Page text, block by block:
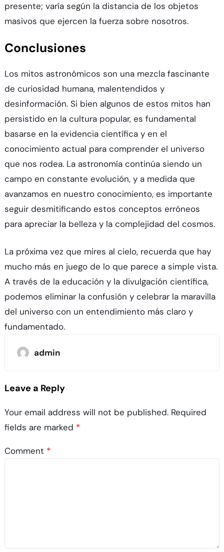
presente; varía según la distancia de los objetos
masivos que ejercen la fuerza sobre nosotros.
Conclusiones
Los mitos astronómicos son una mezcla fascinante
de curiosidad humana, malentendidos y
desinformación. Si bien algunos de estos mitos han
persistido en la cultura popular, es fundamental
basarse en la evidencia científica y en el
conocimiento actual para comprender el universo
que nos rodea. La astronomía continúa siendo un
campo en constante evolución, y a medida que
avanzamos en nuestro conocimiento, es importante
seguir desmitificando estos conceptos erróneos
para apreciar la belleza y la complejidad del cosmos.
La próxima vez que mires al cielo, recuerda que hay
mucho más en juego de lo que parece a simple vista.
A través de la educación y la divulgación científica,
podemos eliminar la confusión y celebrar la maravilla
del universo con un entendimiento más claro y
fundamentado.
admin
Leave a Reply
Your email address will not be published. Required
fields are marked *
Comment *